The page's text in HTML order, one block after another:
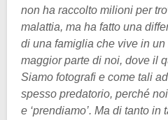
non ha raccolto milioni per
malattia, ma ha fatto una
di una famiglia che vive in
maggior parte di noi, dove il
Siamo fotografi e come tali
spesso predatorio, perché noi
e ‘prendiamo’. Ma di tanto